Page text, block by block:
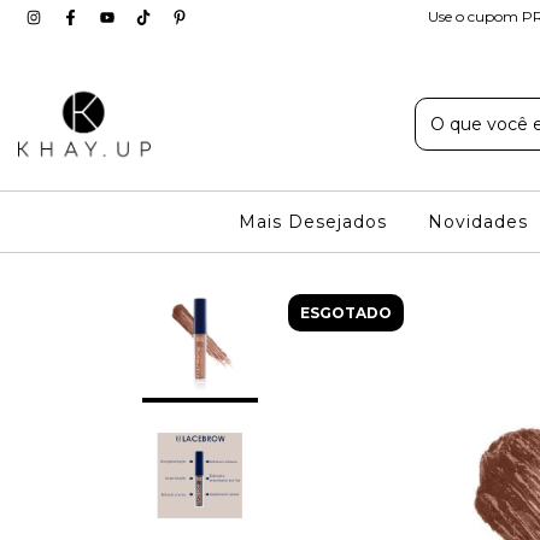
Use o cupom
Mais Desejados Novidades
ESGOTADO